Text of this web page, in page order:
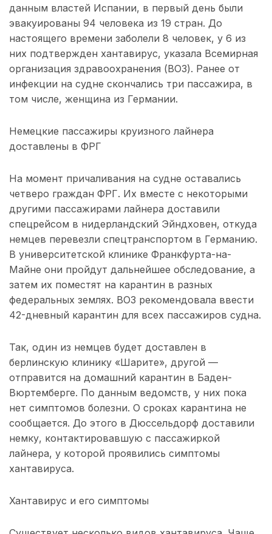
данным властей Испании, в первый день были
эвакуированы 94 человека из 19 стран. До
настоящего времени заболели 8 человек, у 6 из
них подтвержден хантавирус, указала Всемирная
организация здравоохранения (ВОЗ). Ранее от
инфекции на судне скончались три пассажира, в
том числе, женщина из Германии.
Немецкие пассажиры круизного лайнера
доставлены в ФРГ
На момент причаливания на судне оставались
четверо граждан ФРГ. Их вместе с некоторыми
другими пассажирами лайнера доставили
спецрейсом в нидерландский Эйндховен, откуда
немцев перевезли спецтранспортом в Германию.
В университетской клинике Франкфурта-на-
Майне они пройдут дальнейшее обследование, а
затем их поместят на карантин в разных
федеральных землях. ВОЗ рекомендовала ввести
42-дневный карантин для всех пассажиров судна.
Так, один из немцев будет доставлен в
берлинскую клинику «Шарите», другой —
отправится на домашний карантин в Баден-
Вюртемберге. По данным ведомств, у них пока
нет симптомов болезни. О сроках карантина не
сообщается. До этого в Дюссельдорф доставили
немку, контактировавшую с пассажиркой
лайнера, у которой проявились симптомы
хантавируса.
Хантавирус и его симптомы